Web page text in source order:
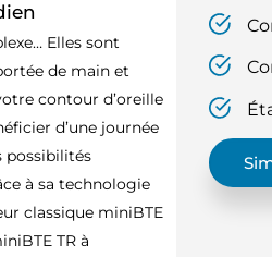
Elles sont
de main et
contour d’oreille
d’une journée
possibilités
à sa technologie
classique miniBTE
TR à